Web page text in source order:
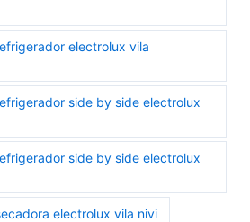
electrolux vila
side by side electrolux
side by side electrolux
electrolux vila nivi